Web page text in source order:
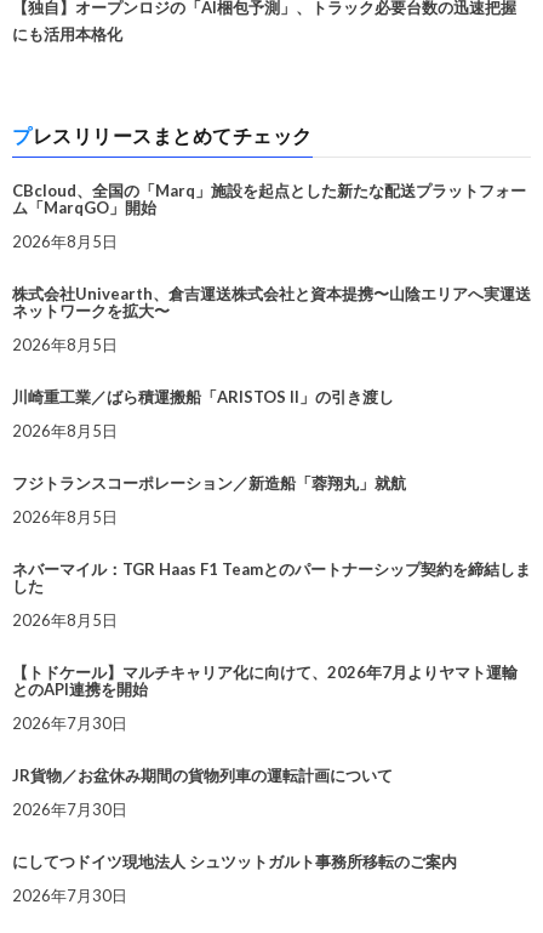
【独自】オープンロジの「AI梱包予測」、トラック必要台数の迅速把握
にも活用本格化
プレスリリースまとめてチェック
CBcloud、全国の「Marq」施設を起点とした新たな配送プラットフォー
ム「MarqGO」開始
2026年8月5日
株式会社Univearth、倉吉運送株式会社と資本提携〜山陰エリアへ実運送
ネットワークを拡大〜
2026年8月5日
川崎重工業／ばら積運搬船「ARISTOS II」の引き渡し
2026年8月5日
フジトランスコーポレーション／新造船「蓉翔丸」就航
2026年8月5日
ネバーマイル：TGR Haas F1 Teamとのパートナーシップ契約を締結しま
した
2026年8月5日
【トドケール】マルチキャリア化に向けて、2026年7月よりヤマト運輸
とのAPI連携を開始
2026年7月30日
JR貨物／お盆休み期間の貨物列車の運転計画について
2026年7月30日
にしてつドイツ現地法人 シュツットガルト事務所移転のご案内
2026年7月30日